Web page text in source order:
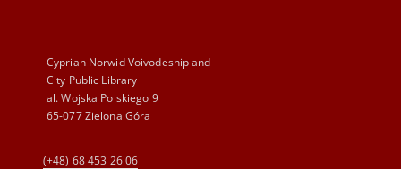
Cyprian Norwid Voivodeship and
City Public Library
al. Wojska Polskiego 9
65-077 Zielona Góra
(+48) 68 453 26 06